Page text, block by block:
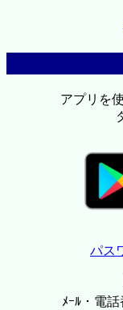
アプリを
パス
ﾒｰﾙ・電